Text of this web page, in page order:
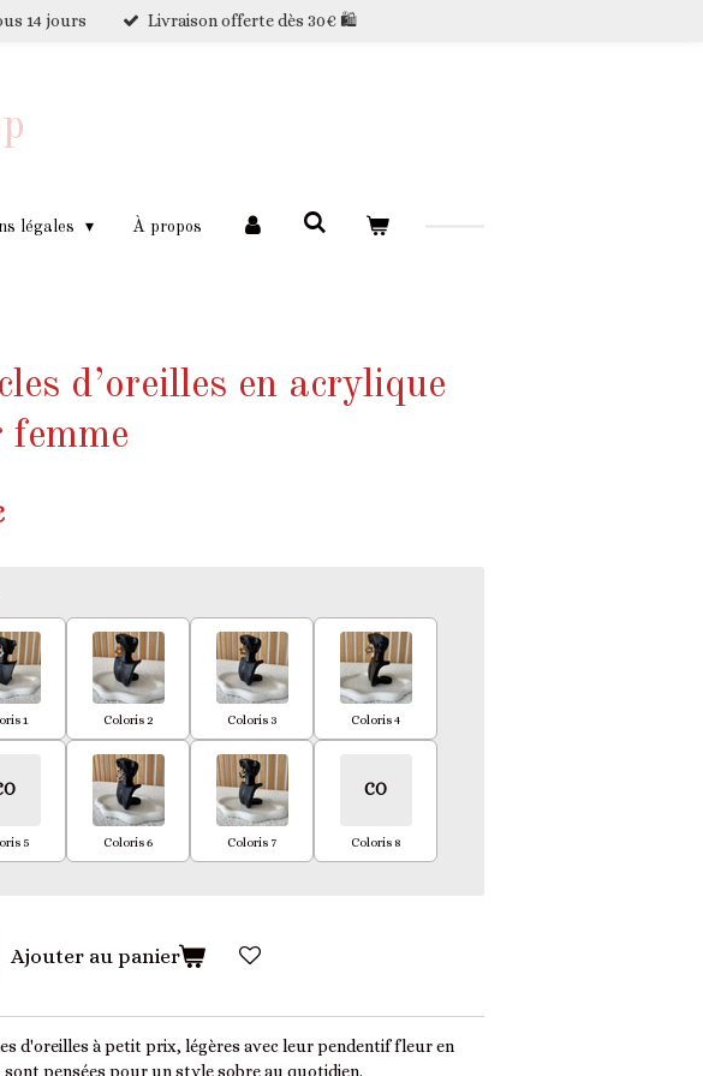
14 jours Livraison offerte dès 30€ 🛍️
légales À propos
d’oreilles en acrylique
femme
1 Coloris 2 Coloris 3 Coloris 4
5 Coloris 6 Coloris 7
CO
Coloris 8
Ajouter au panier
d'oreilles à petit prix, légères avec leur pendentif fleur en
pensées pour un style sobre au quotidien.